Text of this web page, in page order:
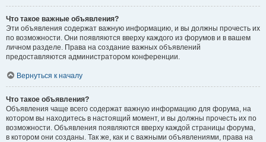
Что такое важные объявления?
Эти объявления содержат важную информацию, и вы должны прочесть их
по возможности. Они появляются вверху каждого из форумов и в вашем
личном разделе. Права на создание важных объявлений
предоставляются администратором конференции.
Вернуться к началу
Что такое объявления?
Объявления чаще всего содержат важную информацию для форума, на
котором вы находитесь в настоящий момент, и вы должны прочесть их по
возможности. Объявления появляются вверху каждой страницы форума,
в котором они созданы. Так же, как и с важными объявлениями, права на